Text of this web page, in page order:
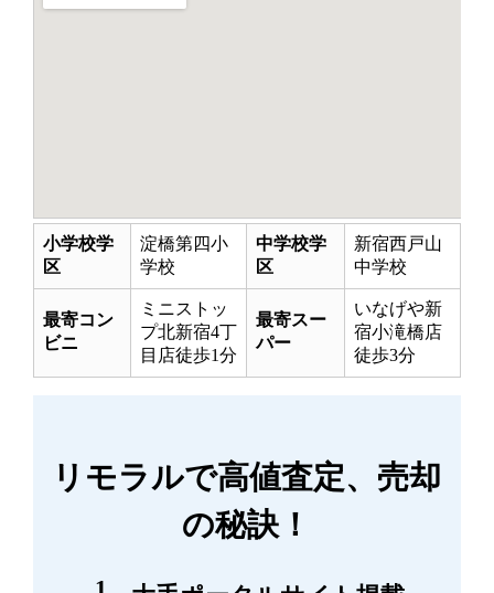
小学校学
区
淀橋第四小
学校
中学校学
区
新宿西戸山
中学校
最寄コン
ビニ
ミニストッ
プ北新宿4丁
目店徒歩1分
最寄スー
パー
いなげや新
宿小滝橋店
徒歩3分
リモラルで高値査定、売却
の秘訣！